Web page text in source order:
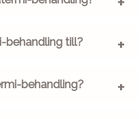
behandling till?
behandling?